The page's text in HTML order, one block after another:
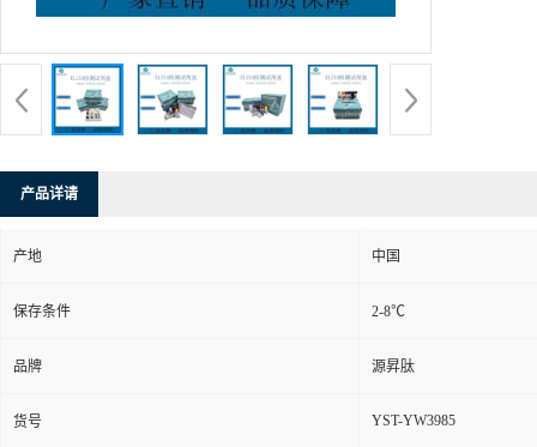
产品详请
产地 中国
保存条件 2-8℃
品牌 源昇肽
货号 YST-YW3985